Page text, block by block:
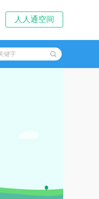
人人通空间